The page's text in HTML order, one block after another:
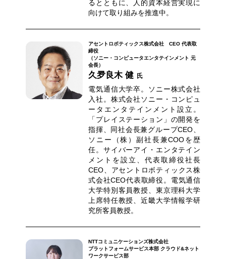
るとともに、人的資本経営実現に
向けて取り組みを推進中。
アセントロボティックス株式会社 CEO 代表取
締役
（ソニー・コンピュータエンタテインメント 元
会長）
久夛良木 健 氏
電気通信大学卒。ソニー株式会社
入社。株式会社ソニー・コンピュ
ータエンタテインメント設立。
「プレイステーション」の開発を
指揮、同社会長兼グループCEO、
ソニー（株）副社長兼COOを歴
任。サイバーアイ・エンタテイン
メントを設立、代表取締役社長
CEO、アセントロボティックス株
式会社CEO代表取締役。電気通信
大学特別客員教授、東京理科大学
上席特任教授、近畿大学情報学研
究所客員教授。
NTTコミュニケーションズ株式会社
プラットフォームサービス本部 クラウド&ネット
ワークサービス部